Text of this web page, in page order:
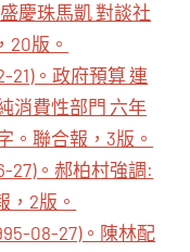
慶珠馬凱 對談社
20版。
21)。政府預算 連
消費性部門 六年
。聯合報，3版。
27)。郝柏村強調:
，2版。
08-27)。陳林配